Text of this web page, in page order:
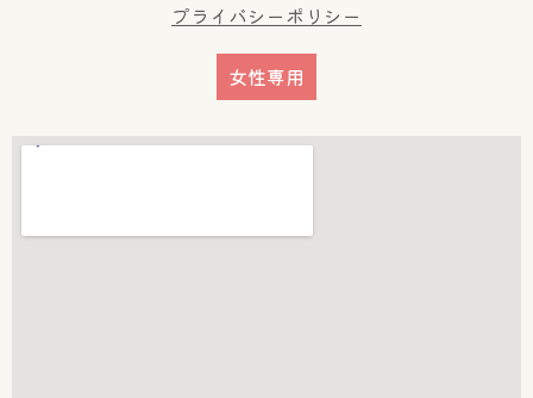
プライバシーポリシー
女性専用